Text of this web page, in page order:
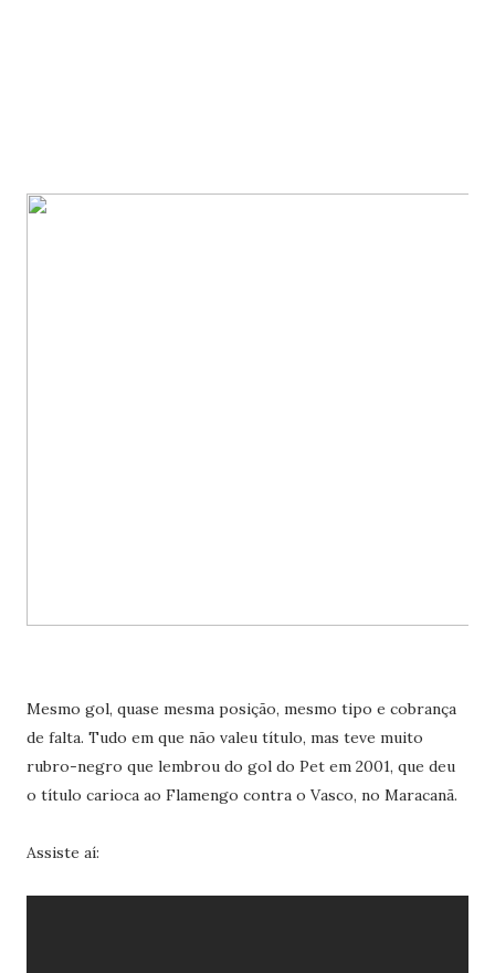
Mesmo gol, quase mesma posição, mesmo tipo e cobrança
de falta. Tudo em que não valeu título, mas teve muito
rubro-negro que lembrou do gol do Pet em 2001, que deu
o título carioca ao Flamengo contra o Vasco, no Maracanã.
Assiste aí: